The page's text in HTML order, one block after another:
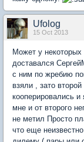
Ufolog
15 Oct 2013
Может у
доставался
с ним по жребию
взяли , зато
кооперировались
мне и от второго
не метил Просто
что еще